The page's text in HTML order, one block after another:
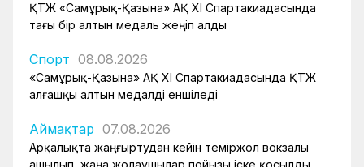
ҚТЖ «Самұрық-Қазына» АҚ XI Спартакиадасында
тағы бір алтын медаль жеңіп алды
Спорт 08.08.2026
«Самұрық-Қазына» АҚ XI Спартакиадасында ҚТЖ
алғашқы алтын медалді еншіледі
Аймақтар 07.08.2026
Арқалықта жаңғыртудан кейін теміржол вокзалы
ашылып, жаңа жолаушылар пойызы іске қосылды